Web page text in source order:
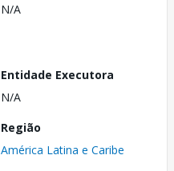
N/A
Entidade Executora
N/A
Região
América Latina e Caribe